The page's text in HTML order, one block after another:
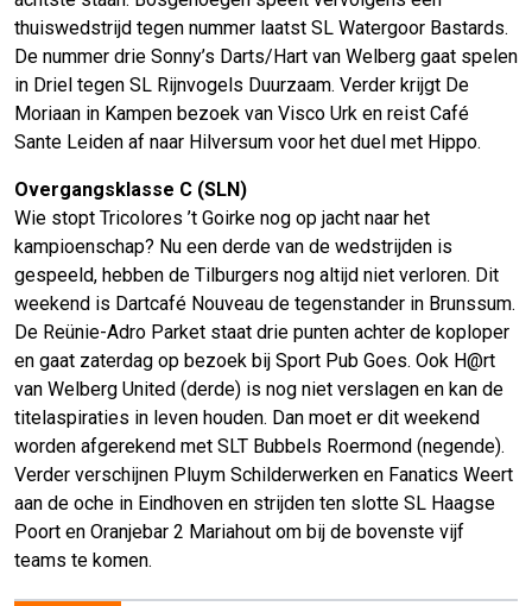
thuiswedstrijd tegen nummer laatst SL Watergoor Bastards.
De nummer drie Sonny’s Darts/Hart van Welberg gaat spelen
in Driel tegen SL Rijnvogels Duurzaam. Verder krijgt De
Moriaan in Kampen bezoek van Visco Urk en reist Café
Sante Leiden af naar Hilversum voor het duel met Hippo.
Overgangsklasse C (SLN)
Wie stopt Tricolores ’t Goirke nog op jacht naar het
kampioenschap? Nu een derde van de wedstrijden is
gespeeld, hebben de Tilburgers nog altijd niet verloren. Dit
weekend is Dartcafé Nouveau de tegenstander in Brunssum.
De Reünie-Adro Parket staat drie punten achter de koploper
en gaat zaterdag op bezoek bij Sport Pub Goes. Ook H@rt
van Welberg United (derde) is nog niet verslagen en kan de
titelaspiraties in leven houden. Dan moet er dit weekend
worden afgerekend met SLT Bubbels Roermond (negende).
Verder verschijnen Pluym Schilderwerken en Fanatics Weert
aan de oche in Eindhoven en strijden ten slotte SL Haagse
Poort en Oranjebar 2 Mariahout om bij de bovenste vijf
teams te komen.